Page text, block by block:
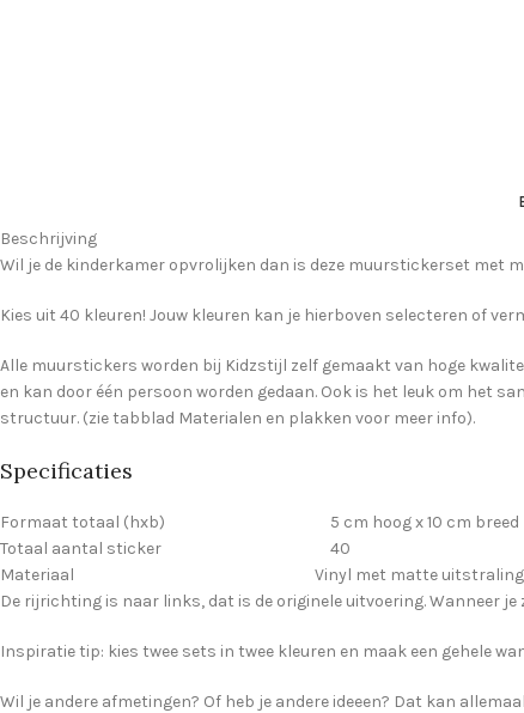
Beschrijving
Wil je de kinderkamer opvrolijken dan is deze muurstickerset met
Kies uit 40 kleuren! Jouw kleuren kan je hierboven selecteren of
Alle muurstickers worden bij Kidzstijl zelf gemaakt van hoge
en kan door één persoon worden gedaan. Ook is het leuk om het
structuur. (zie tabblad Materialen en plakken voor meer info).
Specificaties
Formaat totaal (hxb) 5 cm hoog x 10 cm breed
Totaal aantal sticker 40
Materiaal Vinyl met matte uitstraling
De rijrichting is naar links, dat is de originele uitvoering. Wanneer
Inspiratie tip: kies twee sets in twee kleuren en maak een gehele
Wil je andere afmetingen? Of heb je andere ideeen? Dat kan